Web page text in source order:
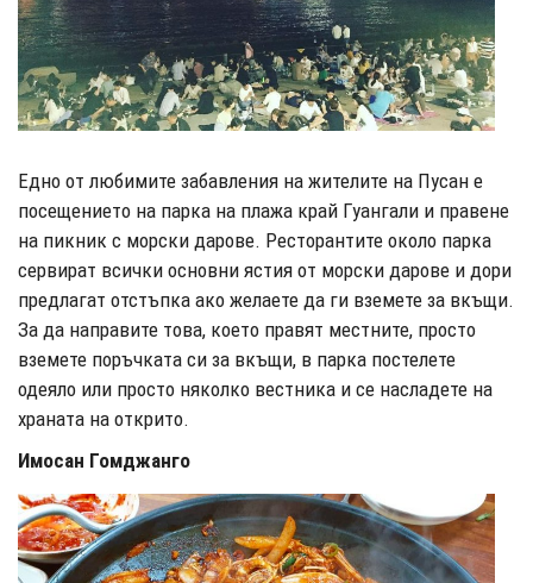
Едно от любимите забавления на жителите на Пусан е
посещението на парка на плажа край Гуангали и правене
на пикник с морски дарове. Ресторантите около парка
сервират всички основни ястия от морски дарове и дори
предлагат отстъпка ако желаете да ги вземете за вкъщи.
За да направите това, което правят местните, просто
вземете поръчката си за вкъщи, в парка постелете
одеяло или просто няколко вестника и се насладете на
храната на открито.
Имосан Гомджанго